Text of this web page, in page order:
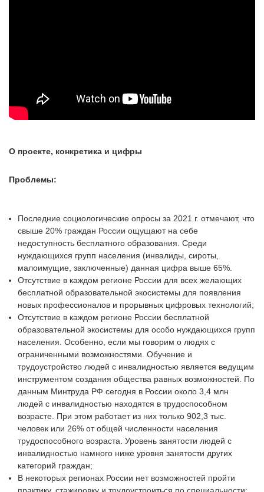
О проекте, конкретика и цифры
Проблемы:
Последние социологические опросы за 2021 г. отмечают, что
свыше 20% граждан России ощущают на себе
недоступность бесплатного образования. Среди
нуждающихся групп населения (инвалиды, сироты,
малоимущие, заключенные) данная цифра выше 65%.
Отсутствие в каждом регионе России для всех желающих
бесплатной образовательной экосистемы для появления
новых профессионалов и прорывных цифровых технологий;
Отсутствие в каждом регионе России бесплатной
образовательной экосистемы для особо нуждающихся групп
населения. Особенно, если мы говорим о людях с
ограниченными возможностями. Обучение и
трудоустройство людей с инвалидностью является ведущим
инструментом создания общества равных возможностей. По
данным Минтруда РФ сегодня в России около 3,4 млн
людей с инвалидностью находятся в трудоспособном
возрасте. При этом работает из них только 902,3 тыс.
человек или 26% от общей численности населения
трудоспособного возраста. Уровень занятости людей с
инвалидностью намного ниже уровня занятости других
категорий граждан;
В некоторых регионах России нет возможностей пройти